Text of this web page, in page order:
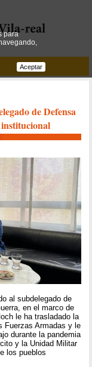
de Defensa
al subdelegado de
en el marco de
le ha trasladado la
Fuerzas Armadas y le
durante la pandemia
y la Unidad Militar
los pueblos
para
Aceptar